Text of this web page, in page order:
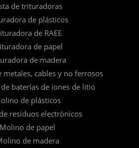
de trituradoras
de plásticos
de RAEE
de papel
de madera
cables y no ferrosos
baterías de iones de litio
de plásticos
residuos electrónicos
Molino de papel
de madera